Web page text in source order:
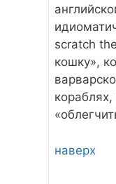
scratch
кошку»,
наверх